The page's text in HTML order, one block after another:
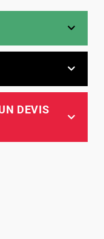
DEVIS